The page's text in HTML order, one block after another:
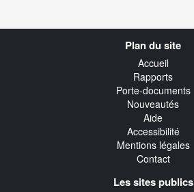
Plan du site
Accueil
Rapports
Porte-documents
Nouveautés
Aide
Accessibilité
Mentions légales
Contact
Les sites publics